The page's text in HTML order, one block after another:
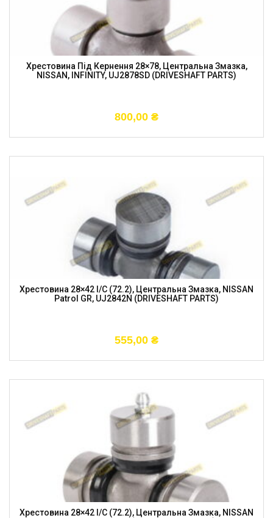
Хрестовина Під Кернення 28×78, Центральна Змазка,
NISSAN, INFINITY, UJ2878SD (DRIVESHAFT PARTS)
800,00 ₴
Хрестовина 28×42 I/C (72.2), Центральна Змазка, NISSAN
Patrol GR, UJ2842N (DRIVESHAFT PARTS)
555,00 ₴
Хрестовина 28×42 I/C (72.2), Центральна Змазка, NISSAN